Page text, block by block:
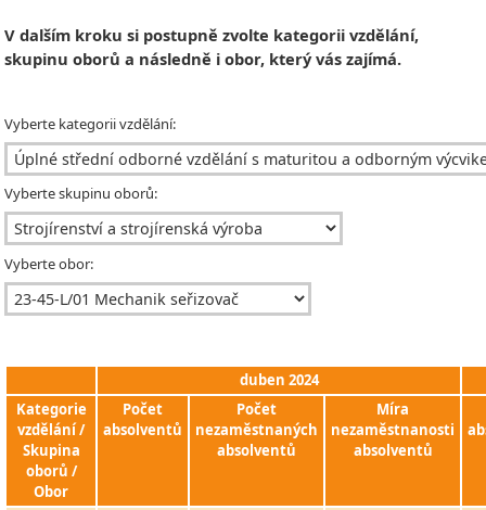
V dalším kroku si postupně zvolte kategorii vzdělání,
skupinu oborů a následně i obor, který vás zajímá.
Vyberte kategorii vzdělání:
Vyberte skupinu oborů:
Vyberte obor:
duben 2024
Kategorie
vzdělání /
Skupina
oborů /
Obor
Počet
absolventů
Počet
nezaměstnaných
absolventů
Míra
nezaměstnanosti
absolventů